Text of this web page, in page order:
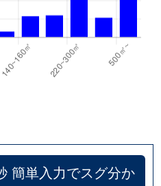
簡単入力でスグ分か